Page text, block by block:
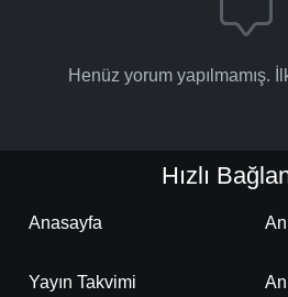
Henüz yorum yapılmamış.
Hızlı
Anasayfa
Yayın Takvimi